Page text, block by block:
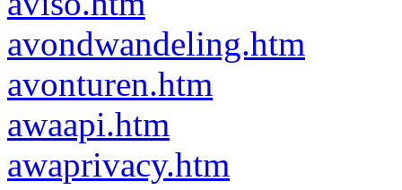
avondwandeling.htm
avonturen.htm
awaapi.htm
awaprivacy.htm